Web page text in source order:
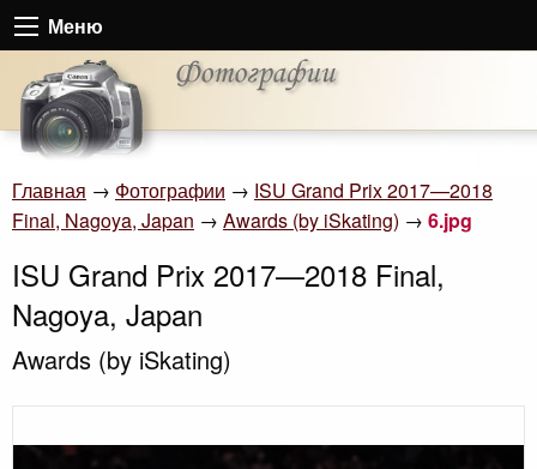
Меню
Главная → Фотографии → ISU Grand Prix 2017—2018
Final, Nagoya, Japan → Awards (by iSkating) → 6.jpg
ISU Grand Prix 2017—2018 Final,
Nagoya, Japan
Awards (by iSkating)